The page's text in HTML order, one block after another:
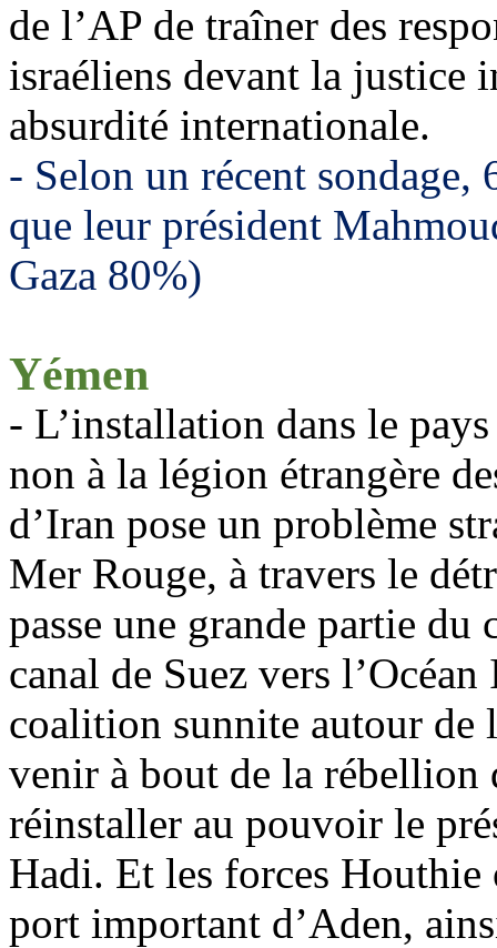
de l’AP de traîner des
israéliens devant la justice
absurdité internationale.
- Selon un récent sondage,
que leur président
Gaza 80%)
Yémen
- L’installation dans le
non à la légion étrangère
d’Iran pose un problème
Mer Rouge, à travers le
passe une grande partie
canal de Suez vers
coalition sunnite autour de
venir à bout de la
réinstaller au pouvoir le
Hadi. Et les forces Houthie
port important d’Aden,